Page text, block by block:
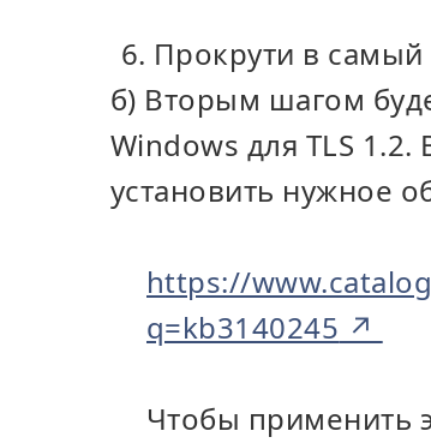
Прокрути в самый
б) Вторым шагом
Windows для TLS
установить нужное
https://
q=kb3140245
Чтобы применить